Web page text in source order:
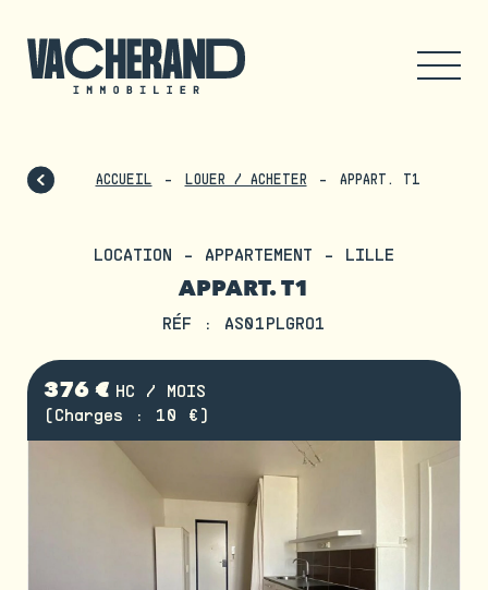
ACCUEIL LOUER / ACHETER APPART. T1
LOCATION - APPARTEMENT - LILLE
APPART. T1
RÉF : AS01PLGRO1
376 € HC / MOIS
(Charges : 10 €)